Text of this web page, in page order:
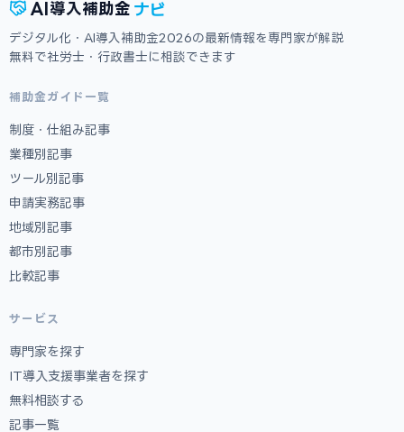
AI 導入補助金 ナビ
デジタル化・AI導入補助金2026の最新情報を専門家が解説
無料で社労士・行政書士に相談できます
補助金ガイド一覧
制度・仕組み記事
業種別記事
ツール別記事
申請実務記事
地域別記事
都市別記事
比較記事
サービス
専門家を探す
IT導入支援事業者を探す
無料相談する
記事一覧